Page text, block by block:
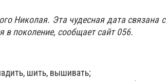
Николая. Эта чудесная дата связана с
поколение, сообщает сайт 056.
шить, вышивать;